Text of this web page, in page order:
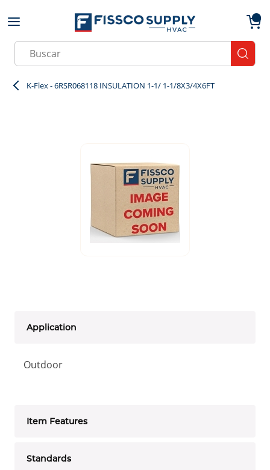
Skip to main content
Site Search
K-Flex - 6RSR068118 INSULATION 1-1/ 1-1/8X3/4X6FT
Application
Outdoor
Item Features
Standards